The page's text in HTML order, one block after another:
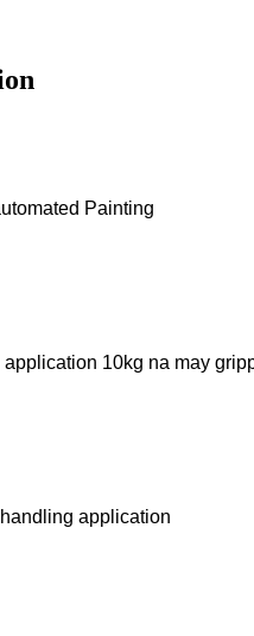
Painting
10kg na may
application